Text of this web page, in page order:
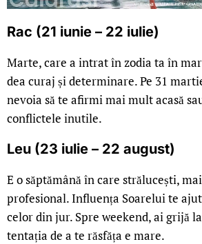
Rac (21 iunie – 22 iulie)
Marte, care a intrat în zodia ta în
dea curaj și determinare. Pe 31
nevoia să te afirmi mai mult acasă
conflictele inutile.
Leu (23 iulie – 22 august)
E o săptămână în care strălucești,
profesional. Influența Soarelui te
celor din jur. Spre weekend, ai grijă
tentația de a te răsfăța e mare.